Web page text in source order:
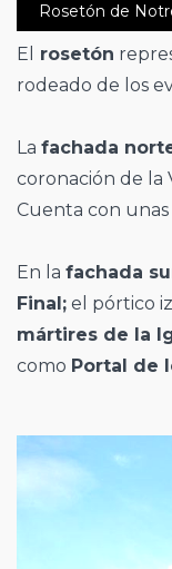
Rosetón de
El rosetón
rodeado de los
La fachada
coronación de la
Cuenta con unas
En la fachada
Final; el pórtico
mártires de la
como Portal de